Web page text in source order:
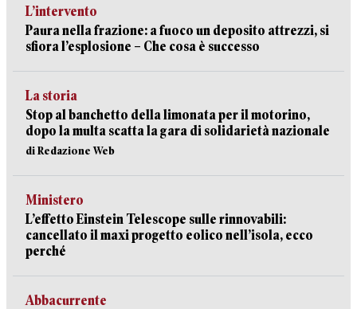
L’intervento
Paura nella frazione: a fuoco un deposito attrezzi, si
sfiora l’esplosione – Che cosa è successo
La storia
Stop al banchetto della limonata per il motorino,
dopo la multa scatta la gara di solidarietà nazionale
di Redazione Web
Ministero
L’effetto Einstein Telescope sulle rinnovabili:
cancellato il maxi progetto eolico nell’isola, ecco
perché
Abbacurrente